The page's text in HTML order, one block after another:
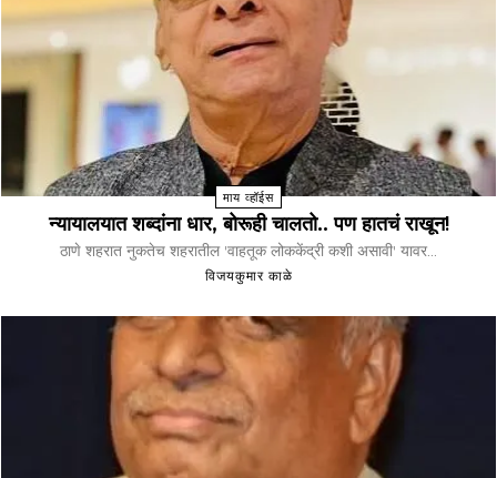
माय व्हॉईस
न्यायालयात शब्दांना धार, बोरूही चालतो.. पण हातचं राखून!
ठाणे शहरात नुकतेच शहरातील 'वाहतूक लोककेंद्री कशी असावी' यावर...
विजयकुमार काळे